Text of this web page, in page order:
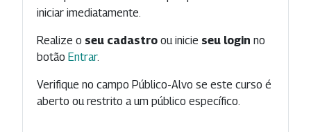
iniciar imediatamente.
Realize o seu cadastro ou inicie seu login no
botão Entrar.
Verifique no campo Público-Alvo se este curso é
aberto ou restrito a um público específico.